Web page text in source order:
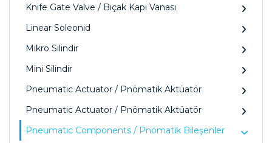
Knife Gate Valve / Bıçak Kapı Vanası
Linear Soleonid
Mikro Silindir
Mini Silindir
Pneumatic Actuator / Pnömatik Aktüatör
Pneumatic Actuator / Pnömatik Aktüatör
Pneumatic Components / Pnömatik Bileşenler